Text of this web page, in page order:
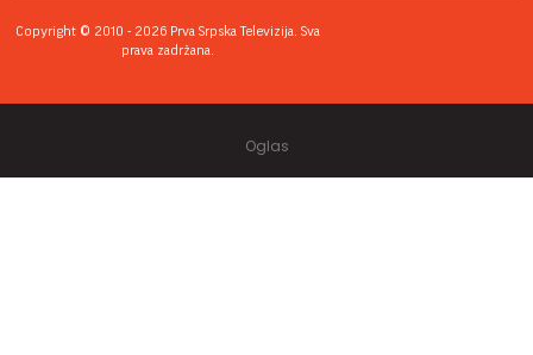
Copyright © 2010 - 2026 Prva Srpska Televizija. Sva
prava zadržana.